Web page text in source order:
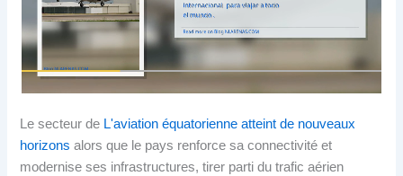
Le secteur de L'aviation équatorienne atteint de nouveaux
horizons alors que le pays renforce sa connectivité et
modernise ses infrastructures, tirer parti du trafic aérien